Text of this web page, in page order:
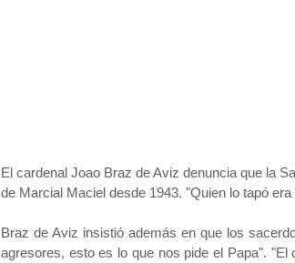
El cardenal Joao Braz de Aviz denuncia que la
de Marcial Maciel desde 1943. "Quien lo tapó
Braz de Aviz insistió además en que los
agresores, esto es lo que nos pide el Papa".